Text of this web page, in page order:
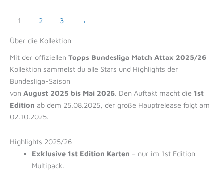
1 2 3 →
Über die Kollektion
Mit der offiziellen Topps Bundesliga Match Attax 2025/26
Kollektion sammelst du alle Stars und Highlights der
Bundesliga-Saison
von August 2025 bis Mai 2026. Den Auftakt macht die 1st
Edition ab dem 25.08.2025, der große Hauptrelease folgt am
02.10.2025.
Highlights 2025/26
Exklusive 1st Edition Karten – nur im 1st Edition
Multipack.